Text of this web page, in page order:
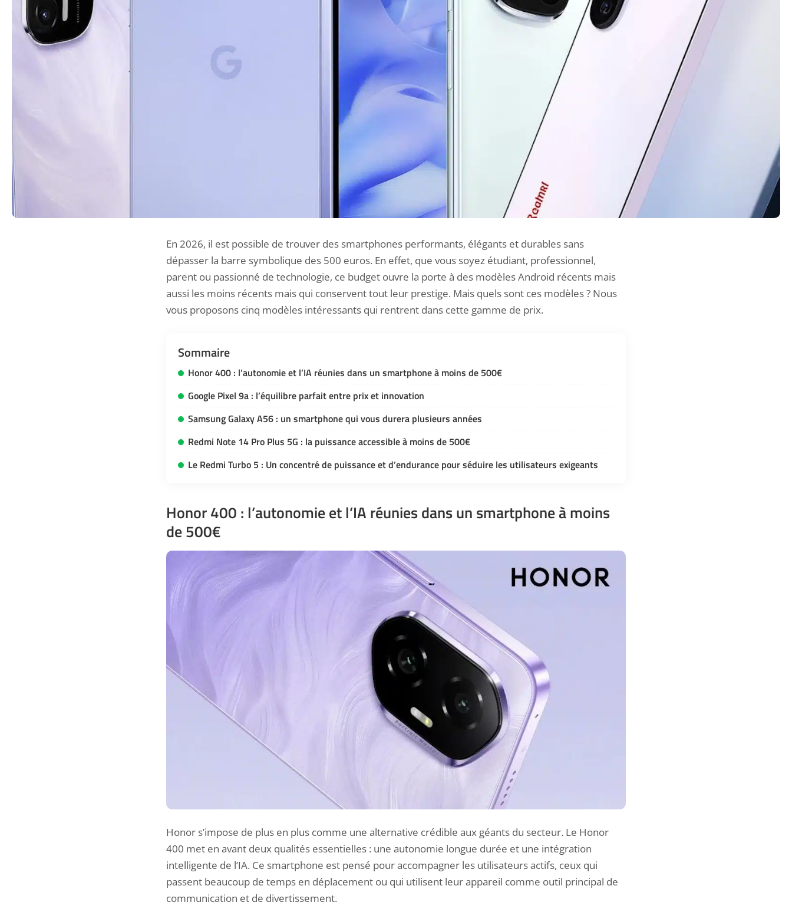
En 2026, il est possible de trouver des smartphones performants, élégants et durables sans
dépasser la barre symbolique des 500 euros. En effet, que vous soyez étudiant, professionnel,
parent ou passionné de technologie, ce budget ouvre la porte à des modèles Android récents mais
aussi les moins récents mais qui conservent tout leur prestige. Mais quels sont ces modèles ? Nous
vous proposons cinq modèles intéressants qui rentrent dans cette gamme de prix.
Sommaire
Honor 400 : l’autonomie et l’IA réunies dans un smartphone à moins de 500€
Google Pixel 9a : l’équilibre parfait entre prix et innovation
Samsung Galaxy A56 : un smartphone qui vous durera plusieurs années
Redmi Note 14 Pro Plus 5G : la puissance accessible à moins de 500€
Le Redmi Turbo 5 : Un concentré de puissance et d’endurance pour séduire les utilisateurs exigeants
Honor 400 : l’autonomie et l’IA réunies dans un smartphone à moins
de 500€
Honor s’impose de plus en plus comme une alternative crédible aux géants du secteur. Le Honor
400 met en avant deux qualités essentielles : une autonomie longue durée et une intégration
intelligente de l’IA. Ce smartphone est pensé pour accompagner les utilisateurs actifs, ceux qui
passent beaucoup de temps en déplacement ou qui utilisent leur appareil comme outil principal de
communication et de divertissement.